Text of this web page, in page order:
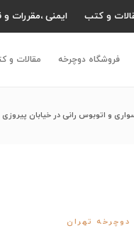
ایمنی ،مقررات و و کتب
مقالات و فروشگاه دوچرخه
و اتوبوس رانی در خیابان پیروزی
دوچرخه تهران